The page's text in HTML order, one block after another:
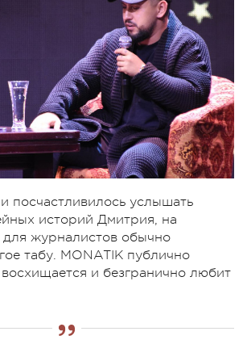
посчастливилось услышать
историй Дмитрия, на
для журналистов обычно
табу. MONATIK публично
и безгранично любит